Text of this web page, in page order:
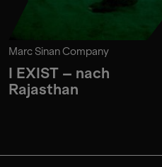
Marc Sinan Company
I EXIST – nach
Rajasthan